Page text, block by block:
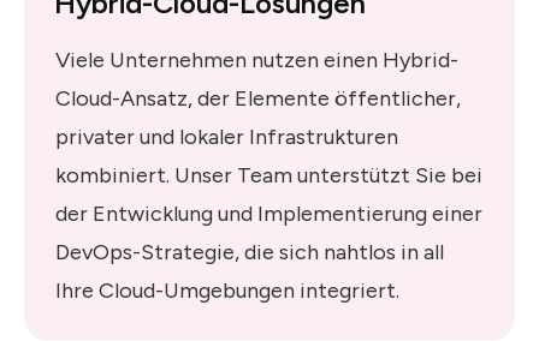
Viele Unternehmen nutzen einen Hybrid-
Cloud-Ansatz, der Elemente öffentlicher,
privater und lokaler Infrastrukturen
kombiniert. Unser Team unterstützt Sie bei
der Entwicklung und Implementierung einer
DevOps-Strategie, die sich nahtlos in all
Ihre Cloud-Umgebungen integriert.